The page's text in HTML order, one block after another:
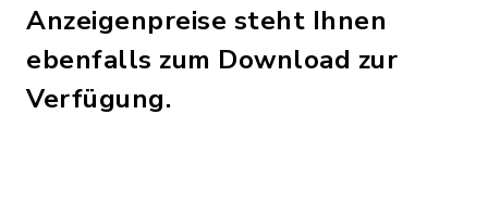
Anzeigenpreise steht Ihnen
ebenfalls zum Download zur
Verfügung.